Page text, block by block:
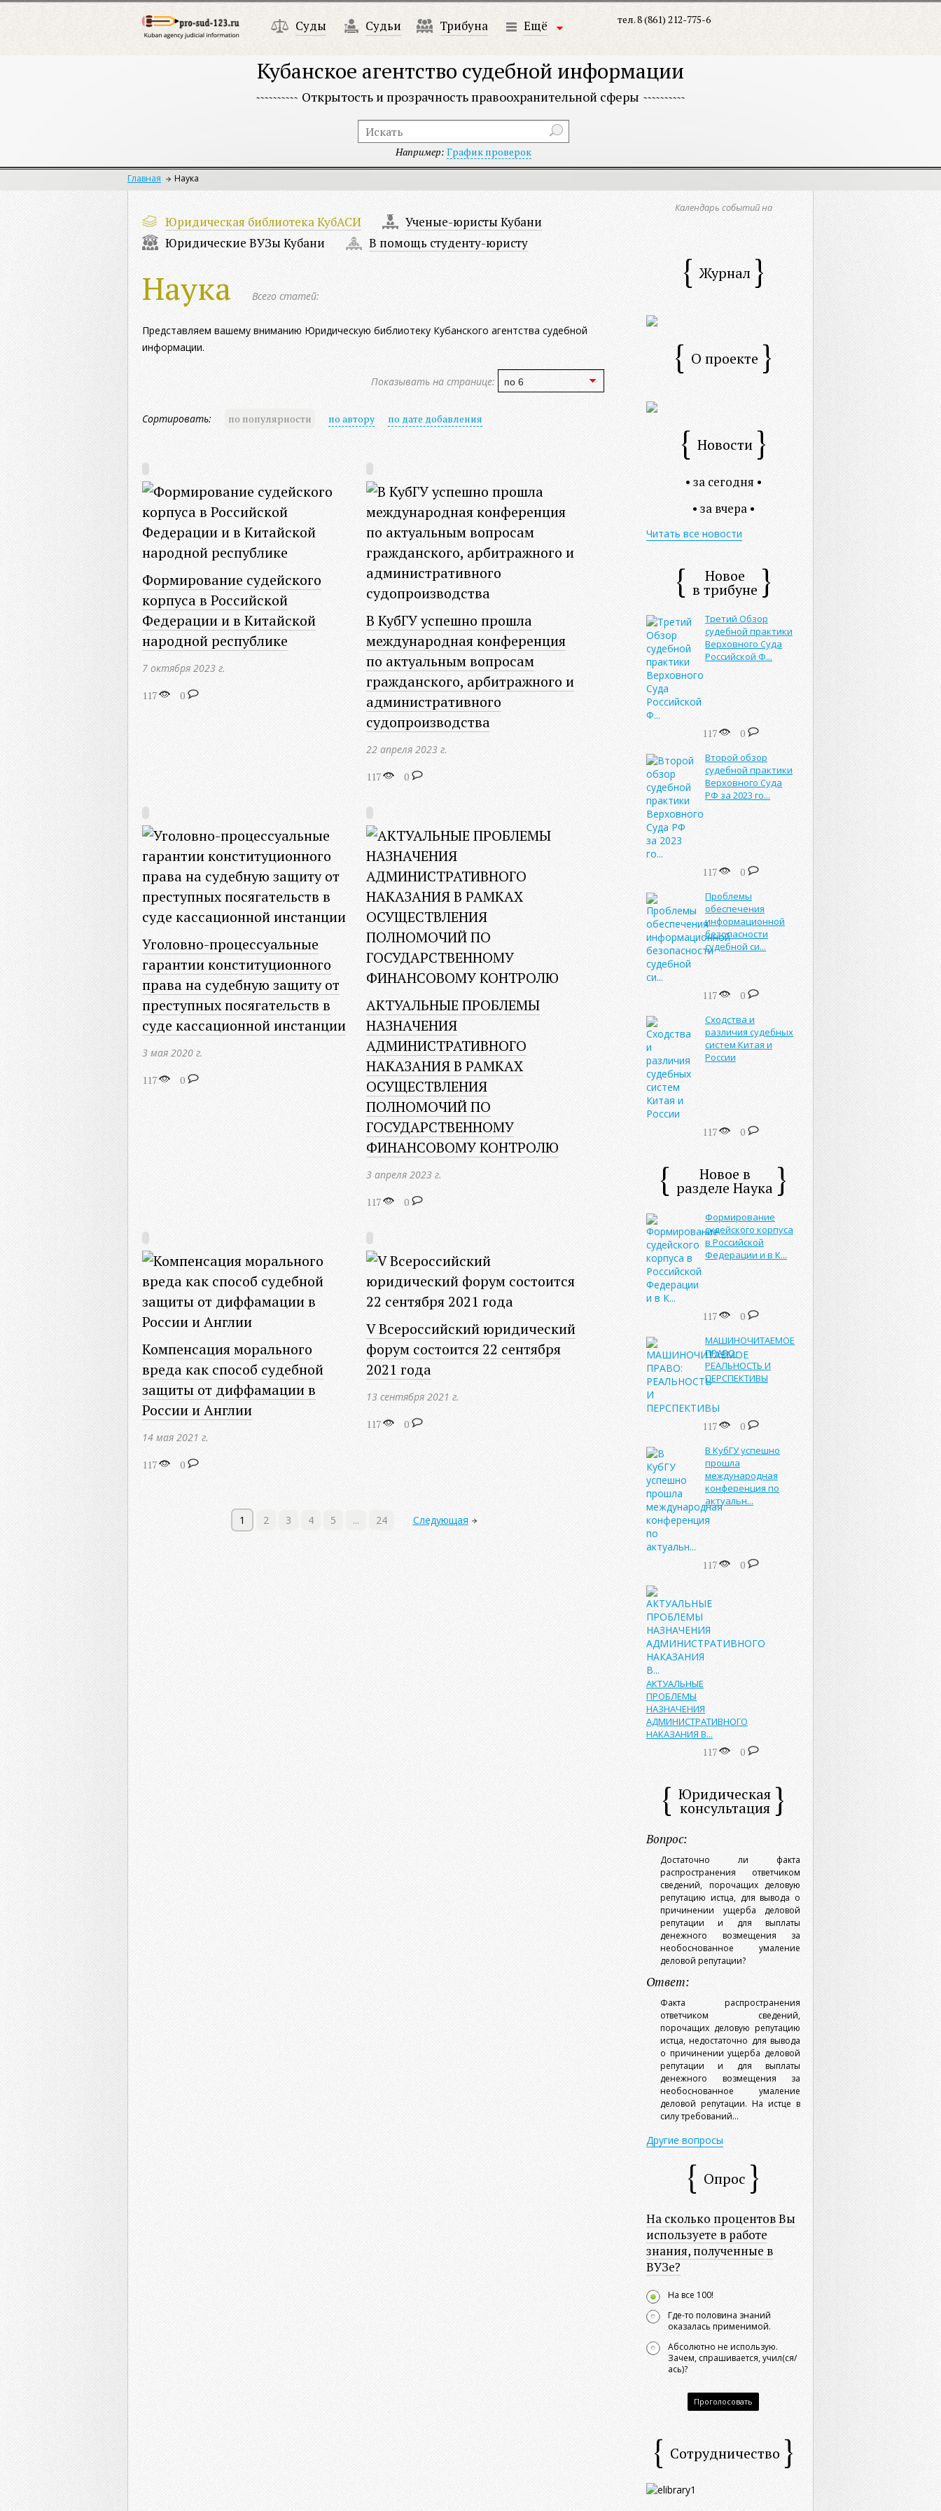
Суды Судьи Трибуна Ещё тел. 8 (861) 212-775-6
Кубанское агентство судебной информации
Открытость и прозрачность правоохранительной сферы
Например: График проверок
Главная Наука
Юридическая библиотека КубАСИ
Ученые-юристы Кубани
Юридические ВУЗы Кубани
В помощь студенту-юристу
Наука Всего статей:
Представляем вашему вниманию Юридическую библиотеку Кубанского агентства судебной
информации.
Показывать на странице:
Сортировать: по популярности по автору по дате добавления
Формирование судейского
корпуса в Российской
Федерации и в Китайской
народной республике
7 октября 2023 г.
117 0
В КубГУ успешно прошла
международная конференция
по актуальным вопросам
гражданского, арбитражного и
административного
судопроизводства
22 апреля 2023 г.
117 0
Уголовно-процессуальные
гарантии конституционного
права на судебную защиту от
преступных посягательств в
суде кассационной инстанции
3 мая 2020 г.
117 0
АКТУАЛЬНЫЕ ПРОБЛЕМЫ
НАЗНАЧЕНИЯ
АДМИНИСТРАТИВНОГО
НАКАЗАНИЯ В РАМКАХ
ОСУЩЕСТВЛЕНИЯ
ПОЛНОМОЧИЙ ПО
ГОСУДАРСТВЕННОМУ
ФИНАНСОВОМУ КОНТРОЛЮ
3 апреля 2023 г.
117 0
Компенсация морального
вреда как способ судебной
защиты от диффамации в
России и Англии
14 мая 2021 г.
117 0
V Всероссийский юридический
форум состоится 22 сентября
2021 года
13 сентября 2021 г.
117 0
1 2 3 4 5 ... 24 Следующая
Календарь событий на
Журнал
О проекте
Новости
• за сегодня •
• за вчера •
Читать все новости
Новое
в трибуне
Третий Обзор
судебной практики
Верховного Суда
Российской Ф...
117 0
Второй обзор
судебной практики
Верховного Суда
РФ за 2023 го...
117 0
Проблемы
обеспечения
информационной
безопасности
судебной си...
117 0
Сходства и
различия судебных
систем Китая и
России
117 0
Новое в
разделе Наука
Формирование
судейского корпуса
в Российской
Федерации и в К...
117 0
МАШИНОЧИТАЕМОЕ
ПРАВО:
РЕАЛЬНОСТЬ И
ПЕРСПЕКТИВЫ
117 0
В КубГУ успешно
прошла
международная
конференция по
актуальн...
117 0
АКТУАЛЬНЫЕ
ПРОБЛЕМЫ
НАЗНАЧЕНИЯ
АДМИНИСТРАТИВНОГО
НАКАЗАНИЯ В...
117 0
Юридическая
консультация
Вопрос:
Достаточно ли факта
распространения ответчиком
сведений, порочащих деловую
репутацию истца, для вывода о
причинении ущерба деловой
репутации и для выплаты
денежного возмещения за
необоснованное умаление
деловой репутации?
Ответ:
Факта распространения
ответчиком сведений,
порочащих деловую репутацию
истца, недостаточно для вывода
о причинении ущерба деловой
репутации и для выплаты
денежного возмещения за
необоснованное умаление
деловой репутации. На истце в
силу требований...
Другие вопросы
Опрос
На сколько процентов Вы
используете в работе
знания, полученные в
ВУЗе?
На все 100!
Где-то половина знаний
оказалась применимой.
Абсолютно не использую.
Зачем, спрашивается, учил(ся/
ась)?
Проголосовать
Сотрудничество